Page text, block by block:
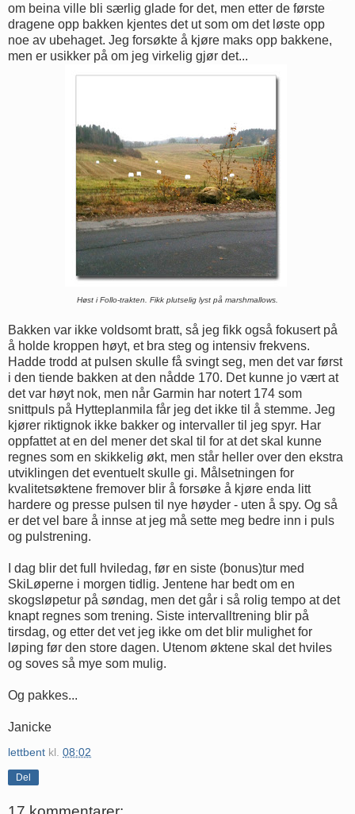
om beina ville bli særlig glade for det, men etter de første
dragene opp bakken kjentes det ut som om det løste opp
noe av ubehaget. Jeg forsøkte å kjøre maks opp bakkene,
men er usikker på om jeg virkelig gjør det...
Høst i Follo-trakten. Fikk plutselig lyst på marshmallows.
Bakken var ikke voldsomt bratt, så jeg fikk også fokusert på
å holde kroppen høyt, et bra steg og intensiv frekvens.
Hadde trodd at pulsen skulle få svingt seg, men det var først
i den tiende bakken at den nådde 170. Det kunne jo vært at
det var høyt nok, men når Garmin har notert 174 som
snittpuls på Hytteplanmila får jeg det ikke til å stemme. Jeg
kjører riktignok ikke bakker og intervaller til jeg spyr. Har
oppfattet at en del mener det skal til for at det skal kunne
regnes som en skikkelig økt, men står heller over den ekstra
utviklingen det eventuelt skulle gi. Målsetningen for
kvalitetsøktene fremover blir å forsøke å kjøre enda litt
hardere og presse pulsen til nye høyder - uten å spy. Og så
er det vel bare å innse at jeg må sette meg bedre inn i puls
og pulstrening.
I dag blir det full hviledag, før en siste (bonus)tur med
SkiLøperne i morgen tidlig. Jentene har bedt om en
skogsløpetur på søndag, men det går i så rolig tempo at det
knapt regnes som trening. Siste intervalltrening blir på
tirsdag, og etter det vet jeg ikke om det blir mulighet for
løping før den store dagen. Utenom øktene skal det hviles
og soves så mye som mulig.
Og pakkes...
Janicke
lettbent kl. 08:02
Del